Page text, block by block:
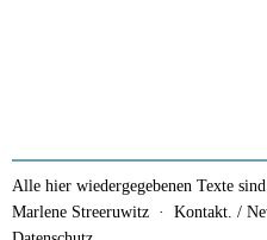
Alle hier wiedergegebenen Texte
Marlene Streeruwitz · Kontakt. /